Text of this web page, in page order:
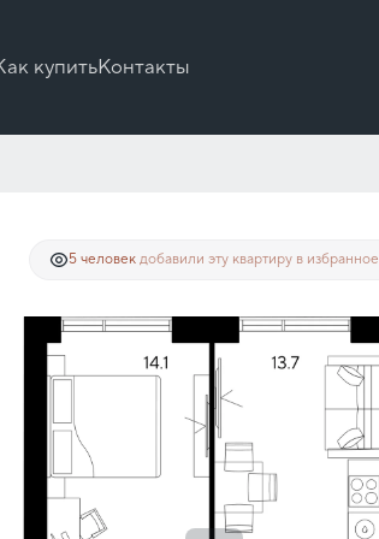
купитьКонтакты
717 руб.
5 человек добавили эту квартиру в избранное